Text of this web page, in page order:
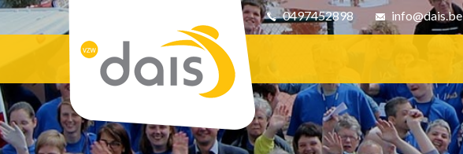
0497452898 info@dais.be